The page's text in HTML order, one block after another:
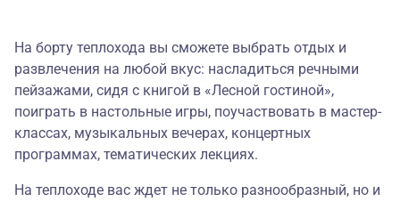
На борту теплохода вы сможете выбрать отдых и
развлечения на любой вкус: насладиться речными
пейзажами, сидя с книгой в «Лесной гостиной»,
поиграть в настольные игры, поучаствовать в мастер-
классах, музыкальных вечерах, концертных
программах, тематических лекциях.
На теплоходе вас ждет не только разнообразный, но и